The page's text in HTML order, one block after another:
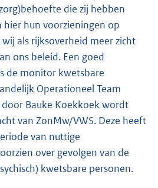
die zij hebben
hun voorzieningen op
als rijksoverheid meer zicht
ons beleid. Een goed
de monitor kwetsbare
Operationeel Team
door Bauke Koekkoek wordt
van ZonMw/VWS. Deze heeft
van nuttige
over gevolgen van de
kwetsbare personen.